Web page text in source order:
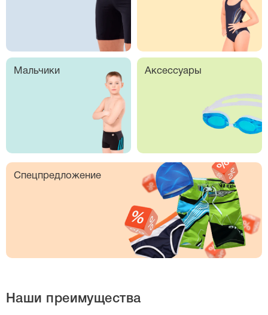
Мальчики Аксессуары
Спецпредложение
Наши преимущества